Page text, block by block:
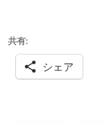
共有:
シェア